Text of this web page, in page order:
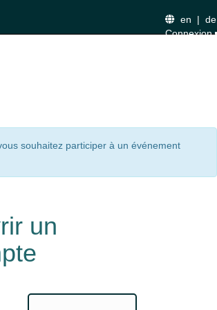
en | de
Connexion
souhaitez participer à un événement
un